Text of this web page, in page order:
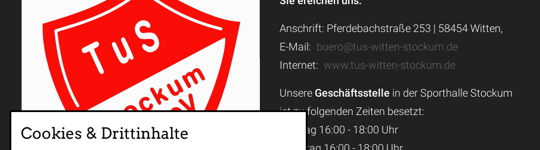
Anschrift: Pferdebachstraße 253 | 58454 Witten,
E-Mail: buero@tus-witten-stockum.de
Internet: www.tus-witten-stockum.de
Unsere Geschäftsstelle in der Sporthalle Stockum
ist zu folgenden Zeiten besetzt:
Montag 16:00 - 18:00 Uhr
Cookies & Drittinhalte